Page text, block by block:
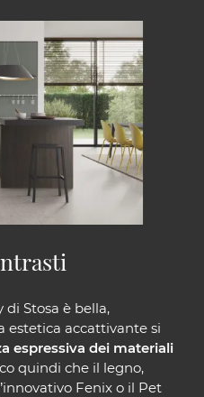
Stosa è bella,
estetica accattivante si
espressiva dei materiali
quindi che il legno,
Fenix o il Pet